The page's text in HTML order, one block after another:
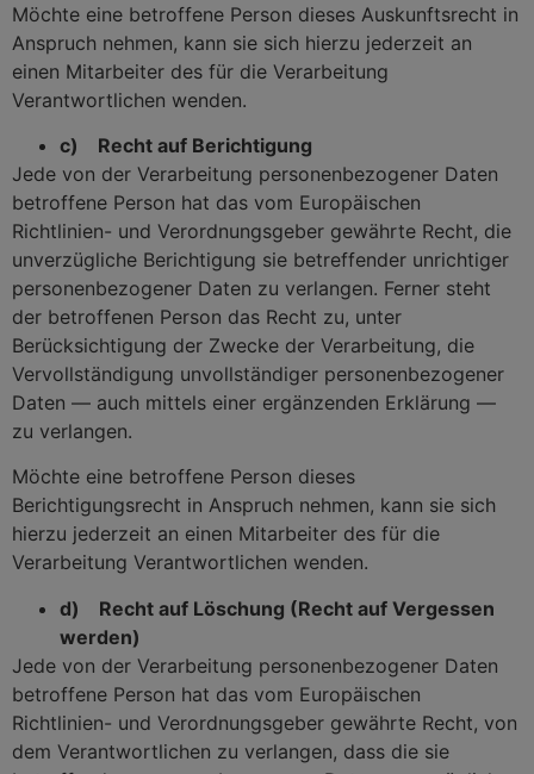
Möchte eine betroffene Person dieses Auskunftsrecht in
Anspruch nehmen, kann sie sich hierzu jederzeit an
einen Mitarbeiter des für die Verarbeitung
Verantwortlichen wenden.
c) Recht auf Berichtigung
Jede von der Verarbeitung personenbezogener Daten
betroffene Person hat das vom Europäischen
Richtlinien- und Verordnungsgeber gewährte Recht, die
unverzügliche Berichtigung sie betreffender unrichtiger
personenbezogener Daten zu verlangen. Ferner steht
der betroffenen Person das Recht zu, unter
Berücksichtigung der Zwecke der Verarbeitung, die
Vervollständigung unvollständiger personenbezogener
Daten — auch mittels einer ergänzenden Erklärung —
zu verlangen.
Möchte eine betroffene Person dieses
Berichtigungsrecht in Anspruch nehmen, kann sie sich
hierzu jederzeit an einen Mitarbeiter des für die
Verarbeitung Verantwortlichen wenden.
d) Recht auf Löschung (Recht auf Vergessen
werden)
Jede von der Verarbeitung personenbezogener Daten
betroffene Person hat das vom Europäischen
Richtlinien- und Verordnungsgeber gewährte Recht, von
dem Verantwortlichen zu verlangen, dass die sie